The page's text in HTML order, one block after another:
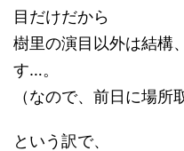
目だけだから
樹里の演目以外は結構
す…。
（なので、前日に場所
という訳で、